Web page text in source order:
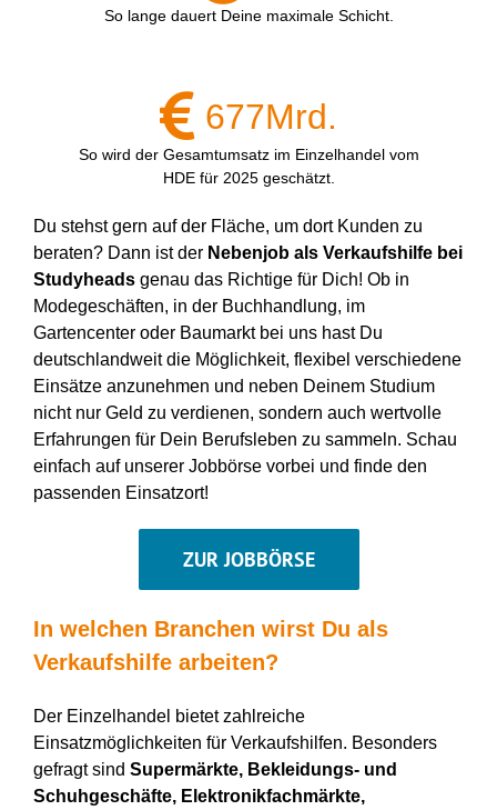
So lange dauert Deine maximale Schicht.
677Mrd.
So wird der Gesamtumsatz im Einzelhandel vom
HDE für 2025 geschätzt.
Du stehst gern auf der Fläche, um dortKunden zu
beraten? Dann ist der Nebenjob als Verkaufshilfe bei
Studyheadsgenau das Richtige für Dich! Ob in
Modegeschäften, in der Buchhandlung, im
Gartencenter oder Baumarkt bei unshast Du
deutschlandweit die Möglichkeit, flexibel verschiedene
Einsätze anzunehmen und neben Deinem Studium
nicht nur Geld zu verdienen, sondern auch wertvolle
Erfahrungen für Dein Berufsleben zu sammeln. Schau
einfach auf unserer Jobbörse vorbei und finde den
passenden Einsatzort!
ZUR JOBBÖRSE
In welchen Branchen wirst Du als
Verkaufshilfearbeiten?
Der Einzelhandel bietet zahlreiche
Einsatzmöglichkeiten für Verkaufshilfen. Besonders
gefragtsind Supermärkte, Bekleidungs- und
Schuhgeschäfte, Elektronikfachmärkte,